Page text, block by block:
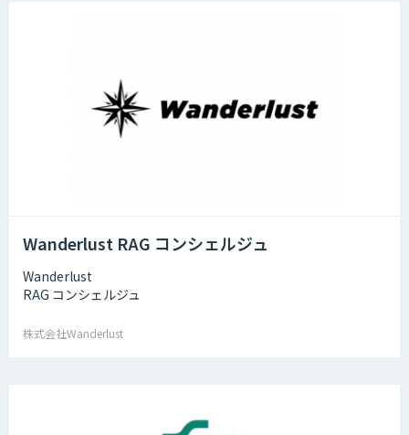
Wanderlust RAG コンシェルジュ
Wanderlust
RAG コンシェルジュ
株式会社Wanderlust